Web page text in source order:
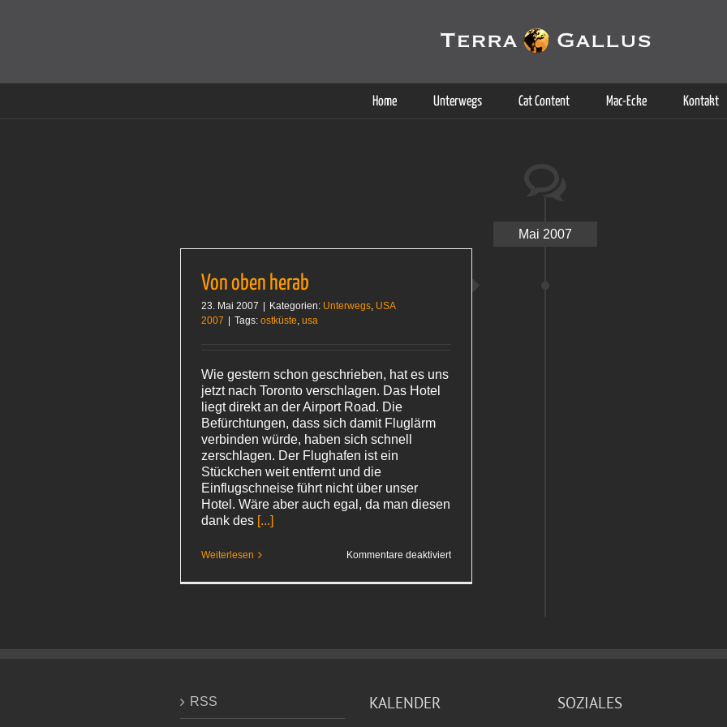
Home Unterwegs Cat Content Mac-Ecke Kontakt
Mai 2007
Von oben herab
23. Mai 2007 Kategorien: Unterwegs, USA
2007
Tags: ostküste, usa
Wie gestern schon geschrieben, hat es uns
jetzt nach Toronto verschlagen. Das Hotel
liegt direkt an der Airport Road. Die
Befürchtungen, dass sich damit Fluglärm
verbinden würde, haben sich schnell
zerschlagen. Der Flughafen ist ein
Stückchen weit entfernt und die
Einflugschneise führt nicht über unser
Hotel. Wäre aber auch egal, da man diesen
dank des [...]
Weiterlesen Kommentare deaktiviertfür
RSS KALENDER SOZIALES
Cookies helfen auf auf dieser Seite bei der Bereitstellung der Dienste. Durch die Nutzung dieser Webseite erklären Sie sich
Weitere Informationen